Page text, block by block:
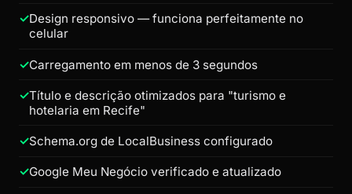
Design responsivo — funciona perfeitamente no
celular
Carregamento em menos de 3 segundos
Título e descrição otimizados para "turismo e
hotelaria em Recife"
Schema.org de LocalBusiness configurado
Google Meu Negócio verificado e atualizado